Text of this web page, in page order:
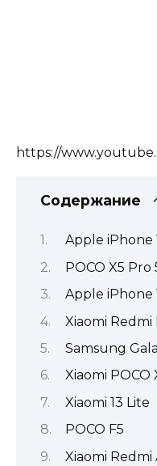
https://
Содержание
Apple iPhone
POCO X5 Pro
Apple iPhone
Xiaomi Redmi
Samsung
Xiaomi POCO
Xiaomi 13 Lite
POCO F5
Xiaomi Redmi